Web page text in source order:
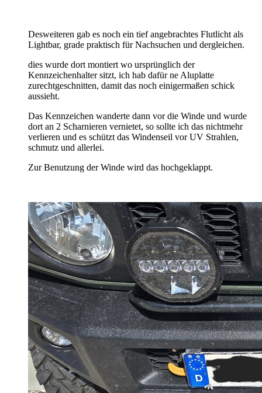
Desweiteren gab es noch ein tief angebrachtes Flutlicht als
Lightbar, grade praktisch für Nachsuchen und dergleichen.
dies wurde dort montiert wo ursprünglich der
Kennzeichenhalter sitzt, ich hab dafür ne Aluplatte
zurechtgeschnitten, damit das noch einigermaßen schick
aussieht.
Das Kennzeichen wanderte dann vor die Winde und wurde
dort an 2 Scharnieren vernietet, so sollte ich das nichtmehr
verlieren und es schützt das Windenseil vor UV Strahlen,
schmutz und allerlei.
Zur Benutzung der Winde wird das hochgeklappt.